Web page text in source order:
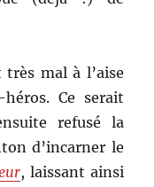
mal à l’aise
Ce serait
refusé la
d’incarner le
, laissant ainsi